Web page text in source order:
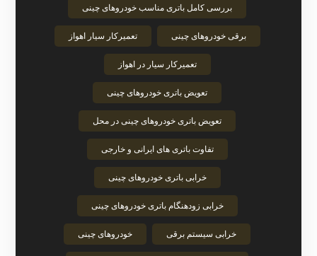
بررسی کامل باتری مناسب خودروهای چینی
برقی خودروهای چینی تعمیرکار سیار اهواز
تعمیرکار سیار در اهواز
تعویض باتری خودروهای چینی
تعویض باتری خودروهای چینی در محل
تفاوت باتری های ایرانی و خارجی
خرابی باتری خودروهای چینی
خرابی زودهنگام باتری خودروهای چینی
خرابی سیستم برقی خودروهای چینی